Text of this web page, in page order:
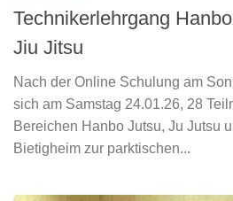
Technikerlehrgang
Jiu Jitsu
Nach der Online Schulung am
sich am Samstag 24.01.26, 28
Bereichen Hanbo Jutsu, Ju Jutsu
Bietigheim zur parktischen...